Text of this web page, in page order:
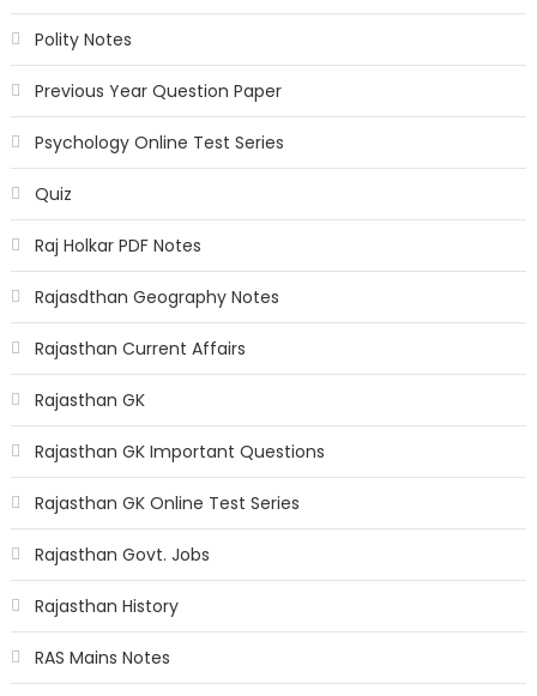
Polity Notes
Previous Year Question Paper
Psychology Online Test Series
Quiz
Raj Holkar PDF Notes
Rajasdthan Geography Notes
Rajasthan Current Affairs
Rajasthan GK
Rajasthan GK Important Questions
Rajasthan GK Online Test Series
Rajasthan Govt. Jobs
Rajasthan History
RAS Mains Notes